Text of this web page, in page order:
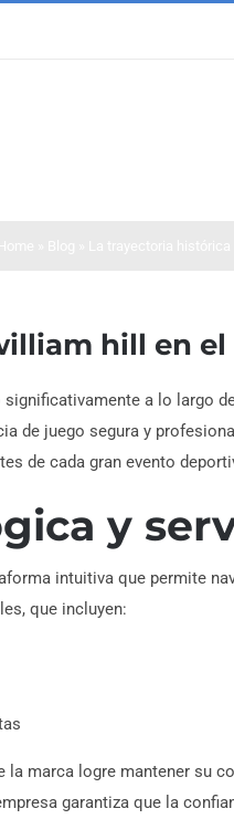
hill en
a lo largo
de juego segura y
de cada gran evento
y
intuitiva que permite
que incluyen:
la marca logre mantener su
garantiza que la